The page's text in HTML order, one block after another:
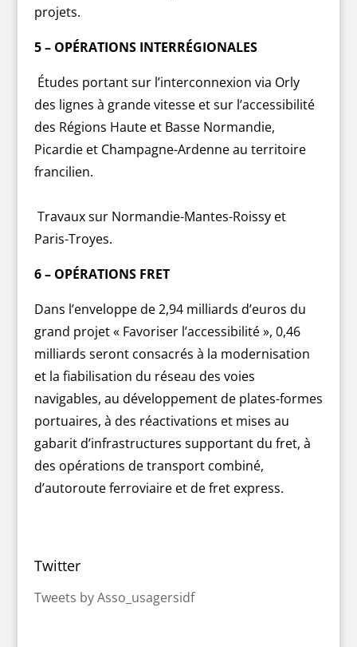
projets.
5 – OPÉRATIONS INTERRÉGIONALES
Études portant sur l’interconnexion via Orly
des lignes à grande vitesse et sur l’accessibilité
des Régions Haute et Basse Normandie,
Picardie et Champagne-Ardenne au territoire
francilien.
Travaux sur Normandie-Mantes-Roissy et
Paris-Troyes.
6 – OPÉRATIONS FRET
Dans l’enveloppe de 2,94 milliards d’euros du
grand projet « Favoriser l’accessibilité », 0,46
milliards seront consacrés à la modernisation
et la fiabilisation du réseau des voies
navigables, au développement de plates-formes
portuaires, à des réactivations et mises au
gabarit d’infrastructures supportant du fret, à
des opérations de transport combiné,
d’autoroute ferroviaire et de fret express.
Twitter
Tweets by Asso_usagersidf